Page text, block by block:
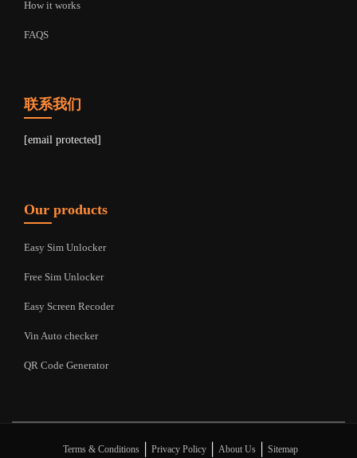
How it works
FAQS
联系我们
[email protected]
Our products
Easy Sim Unlocker
Free Sim Unlocker
Easy Screen Recoder
Vin Auto checker
QR Code Generator
Terms & Conditions Privacy Policy About Us Sitemap